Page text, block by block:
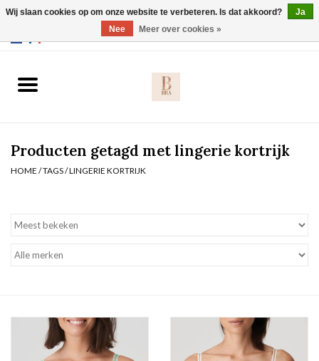
Slip
Nachtmode
Badmode
Producten getagd met lingerie kortrijk
HOME /TAGS/LINGERIE KORTRIJK
Wij slaan cookies op om onze website te verbeteren. Is dat akkoord?
Ja
Nee
Meer over cookies »
Webshop werkt met EU maten. .